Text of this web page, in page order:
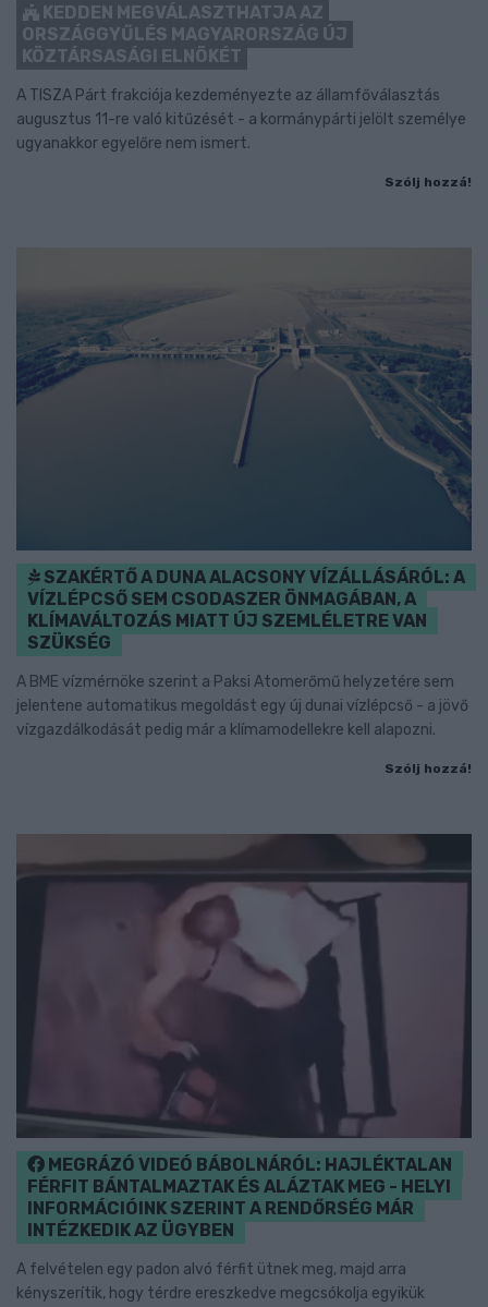
KEDDEN MEGVÁLASZTHATJA AZ
ORSZÁGGYŰLÉS MAGYARORSZÁG ÚJ
KÖZTÁRSASÁGI ELNÖKÉT
A TISZA Párt frakciója kezdeményezte az államfőválasztás
augusztus 11-re való kitűzését - a kormánypárti jelölt személye
ugyanakkor egyelőre nem ismert.
Szólj hozzá!
SZAKÉRTŐ A DUNA ALACSONY VÍZÁLLÁSÁRÓL: A
VÍZLÉPCSŐ SEM CSODASZER ÖNMAGÁBAN, A
KLÍMAVÁLTOZÁS MIATT ÚJ SZEMLÉLETRE VAN
SZÜKSÉG
A BME vízmérnöke szerint a Paksi Atomerőmű helyzetére sem
jelentene automatikus megoldást egy új dunai vízlépcső - a jövő
vízgazdálkodását pedig már a klímamodellekre kell alapozni.
Szólj hozzá!
MEGRÁZÓ VIDEÓ BÁBOLNÁRÓL: HAJLÉKTALAN
FÉRFIT BÁNTALMAZTAK ÉS ALÁZTAK MEG - HELYI
INFORMÁCIÓINK SZERINT A RENDŐRSÉG MÁR
INTÉZKEDIK AZ ÜGYBEN
A felvételen egy padon alvó férfit ütnek meg, majd arra
kényszerítik, hogy térdre ereszkedve megcsókolja egyikük